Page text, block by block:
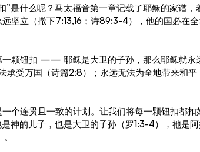
”是什么呢？马太福音第一章记载了耶稣的家谱
坚立（撒下7:13,16；诗89:3-4），他的国必在
一颗钮扣 —— 耶稣是大卫的子孙，那么耶稣就永
承受万国（诗篇2:8）；永远无法为全地带来和
个连贯且一致的计划。让我们将每一颗钮扣都
神的儿子，也是大卫的子孙（罗1:3-4），祂是